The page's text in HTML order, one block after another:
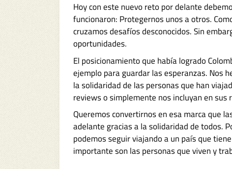
Hoy con este nuevo reto por delante
funcionaron: Protegernos unos a otros.
cruzamos desafíos desconocidos. Sin
oportunidades.
El posicionamiento que había logrado
ejemplo para guardar las esperanzas. Nos
la solidaridad de las personas que han
reviews o simplemente nos incluyan en sus
Queremos convertirnos en esa marca que
adelante gracias a la solidaridad de todos.
podemos seguir viajando a un país que
importante son las personas que viven y